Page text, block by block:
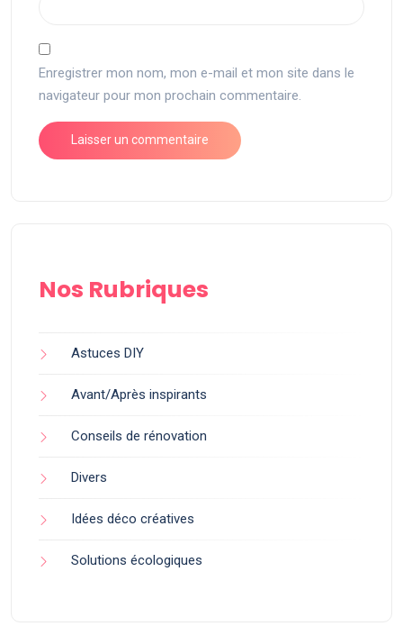
Enregistrer mon nom, mon e-mail et mon site dans le
navigateur pour mon prochain commentaire.
Nos Rubriques
Astuces DIY
Avant/Après inspirants
Conseils de rénovation
Divers
Idées déco créatives
Solutions écologiques